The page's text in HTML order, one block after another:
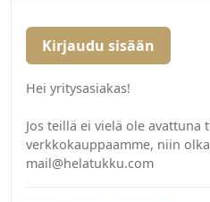
Kirjaudu sisään
Hei yritysasiakas!
Jos teillä ei vielä ole avattuna
verkkokauppaamme, niin
mail@helatukku.com